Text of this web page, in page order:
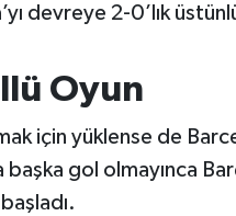
devreye 2-0’lık
Oyun
için yüklense de
gol olmayınca